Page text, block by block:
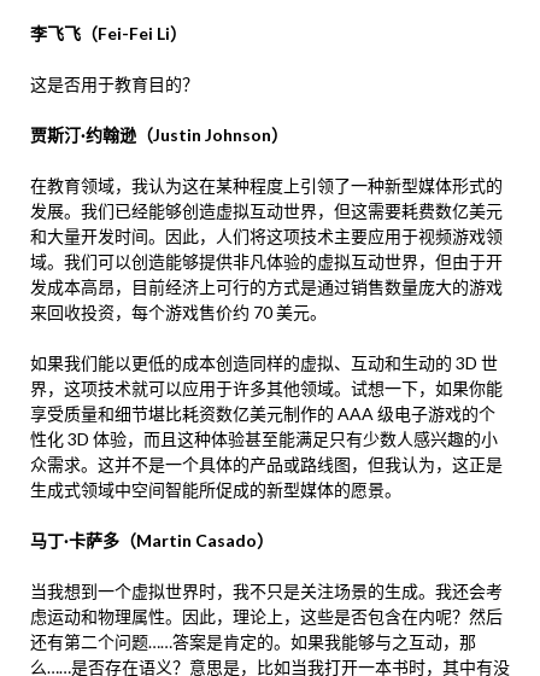
李飞飞（Fei-Fei Li）
这是否用于教育目的？
贾斯汀·约翰逊（Justin Johnson）
在教育领域，我认为这在某种程度上引领了一种新型媒体形式的
发展。我们已经能够创造虚拟互动世界，但这需要耗费数亿美元
和大量开发时间。因此，人们将这项技术主要应用于视频游戏领
域。我们可以创造能够提供非凡体验的虚拟互动世界，但由于开
发成本高昂，目前经济上可行的方式是通过销售数量庞大的游戏
来回收投资，每个游戏售价约 70 美元。
如果我们能以更低的成本创造同样的虚拟、互动和生动的 3D 世
界，这项技术就可以应用于许多其他领域。试想一下，如果你能
享受质量和细节堪比耗资数亿美元制作的 AAA 级电子游戏的个
性化 3D 体验，而且这种体验甚至能满足只有少数人感兴趣的小
众需求。这并不是一个具体的产品或路线图，但我认为，这正是
生成式领域中空间智能所促成的新型媒体的愿景。
马丁·卡萨多（Martin Casado）
当我想到一个虚拟世界时，我不只是关注场景的生成。我还会考
虑运动和物理属性。因此，理论上，这些是否包含在内呢？然后
还有第二个问题……答案是肯定的。如果我能够与之互动，那
么……是否存在语义？意思是，比如当我打开一本书时，其中有没